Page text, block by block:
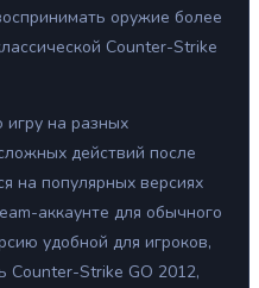
оружие более
Counter-Strike
игру на разных
действий после
на популярных версиях
аккаунте для обычного
удобной для игроков,
Counter-Strike GO 2012,